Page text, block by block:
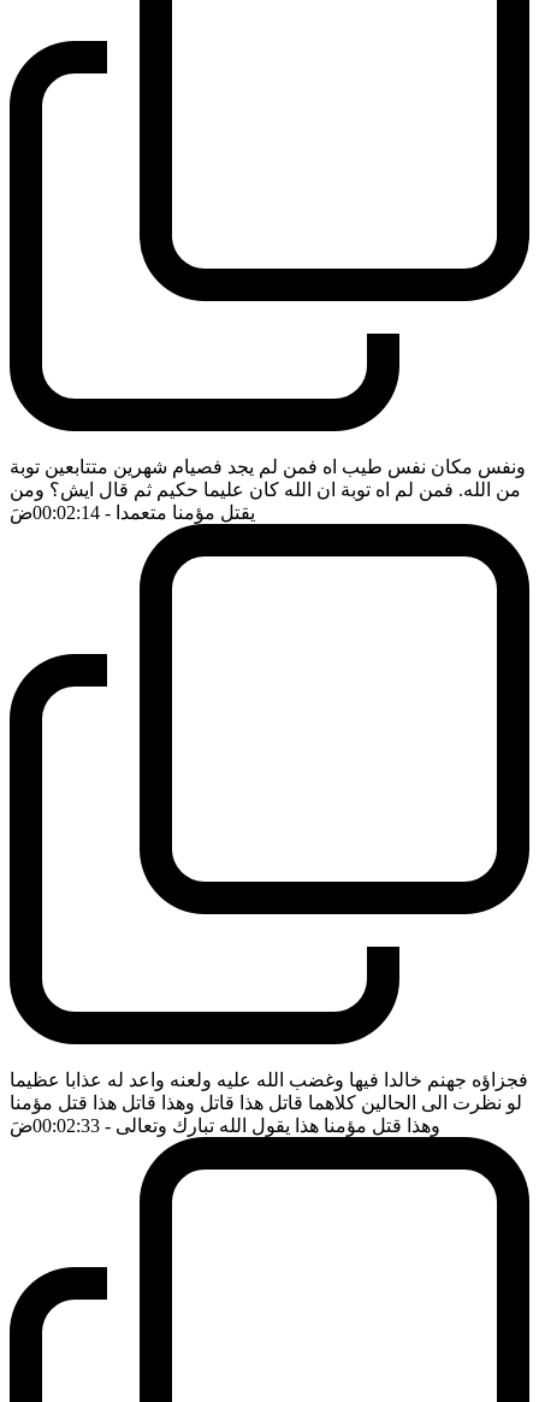
ونفس مكان نفس طيب اه فمن لم يجد فصيام شهرين متتابعين توبة
من الله. فمن لم اه توبة ان الله كان عليما حكيم ثم قال ايش؟ ومن
يقتل مؤمنا متعمدا - 00:02:14 ضَ
فجزاؤه جهنم خالدا فيها وغضب الله عليه ولعنه واعد له عذابا عظيما
لو نظرت الى الحالين كلاهما قاتل هذا قاتل وهذا قاتل هذا قتل مؤمنا
وهذا قتل مؤمنا هذا يقول الله تبارك وتعالى - 00:02:33 ضَ